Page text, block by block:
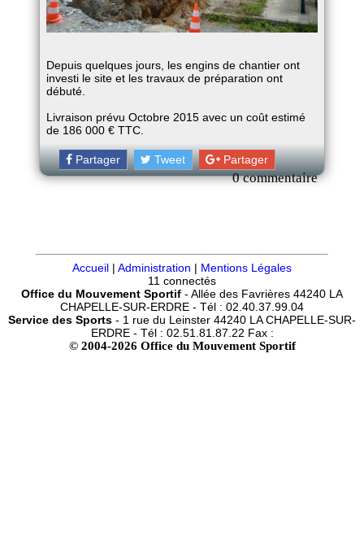
Depuis quelques jours, les engins de chantier ont
investi le site et les travaux de préparation ont
débuté.
Livraison prévu Octobre 2015 avec un coût estimé
de 186 000 € TTC.
Partager Tweet Partager
0 commentaire
Accueil | Administration | Mentions Légales
11 connectés
Office du Mouvement Sportif - Allée des Favrières 44240 LA
CHAPELLE-SUR-ERDRE - Tél : 02.40.37.99.04
Service des Sports - 1 rue du Leinster 44240 LA CHAPELLE-SUR-
ERDRE - Tél : 02.51.81.87.22 Fax :
© 2004-2026 Office du Mouvement Sportif